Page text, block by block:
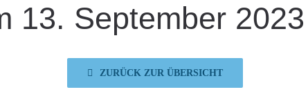
13. September 2023
ZURÜCK ZUR ÜBERSICHT